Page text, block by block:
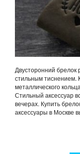
Двусторонний брелок
стильным тиснением.
металлического
Стильный аксессуар
вечерах. Купить
аксессуары в Москве